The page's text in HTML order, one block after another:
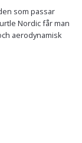
som passar
Nordic får man
aerodynamisk